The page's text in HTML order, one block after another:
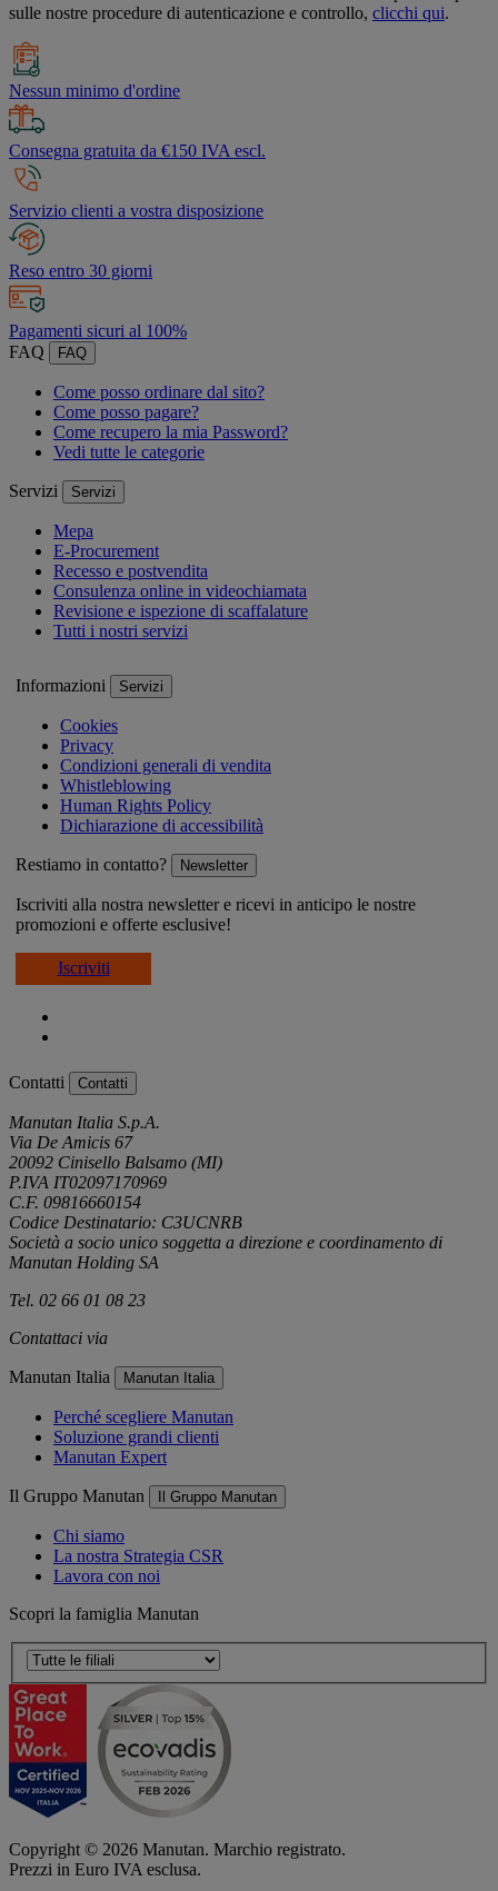
sulle nostre procedure di autenticazione e controllo, clicchi qui.
Nessun minimo d'ordine
Consegna gratuita da €150 IVA escl.
Servizio clienti a vostra disposizione
Reso entro 30 giorni
Pagamenti sicuri al 100%
FAQ
FAQ
Come posso ordinare dal sito?
Come posso pagare?
Come recupero la mia Password?
Vedi tutte le categorie
Servizi Servizi
Mepa
E-Procurement
Recesso e postvendita
Consulenza online in videochiamata
Revisione e ispezione di scaffalature
Tutti i nostri servizi
Informazioni Servizi
Cookies
Privacy
Condizioni generali di vendita
Whistleblowing
Human Rights Policy
Dichiarazione di accessibilità
Restiamo in contatto? Newsletter
Iscriviti alla nostra newsletter e ricevi in anticipo le nostre
promozioni e offerte esclusive!
Iscriviti
Contatti Contatti
Manutan Italia S.p.A.
Via De Amicis 67
20092 Cinisello Balsamo (MI)
P.IVA IT02097170969
C.F. 09816660154
Codice Destinatario: C3UCNRB
Società a socio unico soggetta a direzione e coordinamento di
Manutan Holding SA
Tel. 02 66 01 08 23
Contattaci via
Manutan Italia Manutan Italia
Perché scegliere Manutan
Soluzione grandi clienti
Manutan Expert
Il Gruppo Manutan Il Gruppo Manutan
Chi siamo
La nostra Strategia CSR
Lavora con noi
Scopri la famiglia Manutan
Copyright © 2026 Manutan. Marchio registrato.
Prezzi in Euro IVA esclusa.